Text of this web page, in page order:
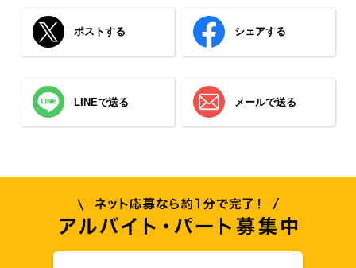
ポストする シェアする
LINEで送る メールで送る